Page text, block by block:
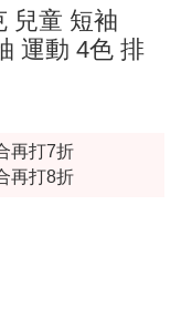
兒童 短袖
運動 4色 排
再打7折
再打8折